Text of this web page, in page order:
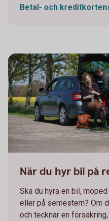
Betal- och
När du hyr bil på
Ska du hyra en bil,
eller på semestern? Om
och tecknar en